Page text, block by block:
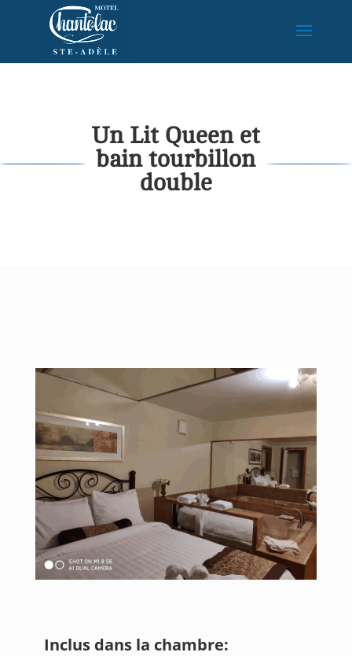
Un Lit Queen et
bain tourbillon
double
Inclus dans la chambre: